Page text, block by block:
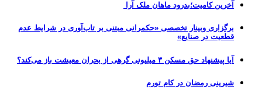
آخرین کامیت؛بدرود ماهان ملک آرا
برگزاری وبینار تخصصی «حکمرانی مبتنی بر تاب‌آوری در شرایط عدم
قطعیت در صنایع»
آیا پیشنهاد حق مسکن ۳ میلیونی گرهی از بحران معیشت باز می‌کند؟
شیرینی رمضان در کام تورم